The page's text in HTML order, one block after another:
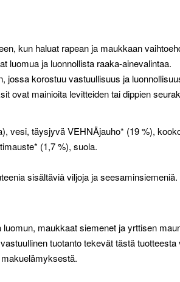
kun haluat rapean ja maukkaan
luomua ja luonnollista raaka-ainevalintaa.
jossa korostuu vastuullisuus ja
ovat mainioita levitteiden tai dippien
vesi, täysjyvä VEHNÄjauho* (19 %),
(1,7 %), suola.
sisältäviä viljoja ja seesaminsiemeniä.
luomun, maukkaat siemenet ja yrttisen
tuotanto tekevät tästä